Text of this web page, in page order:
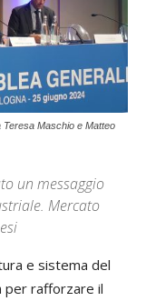
Maschio e Matteo
un messaggio
Mercato
e sistema del
per rafforzare il